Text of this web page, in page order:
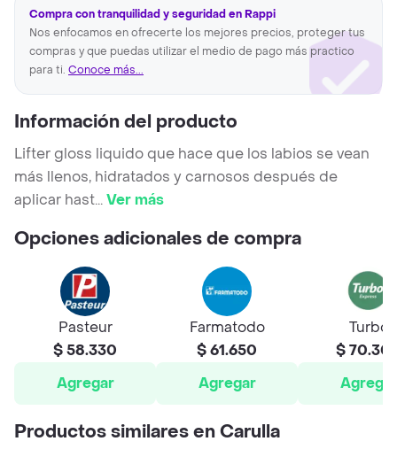
Compra con tranquilidad y seguridad en Rappi
Nos enfocamos en ofrecerte los mejores precios, proteger tus
compras y que puedas utilizar el medio de pago más practico
para ti. Conoce más...
Información del producto
Lifter gloss liquido que hace que los labios se vean
más llenos, hidratados y carnosos después de
aplicar hast...Ver más
Opciones adicionales de compra
Pasteur
$ 58.330
Agregar
Farmatodo
$ 61.650
Agregar
Turbo
$
Agregar
Productos similares en Carulla